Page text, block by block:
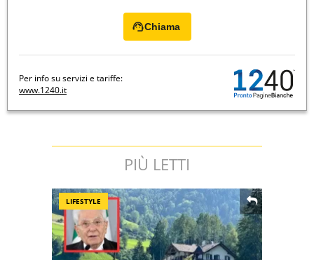
Chiama
Per info su servizi e tariffe:
www.1240.it
PIÙ LETTI
LIFESTYLE